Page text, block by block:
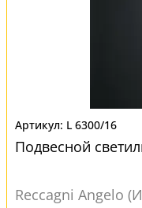
L 6300/16
Подвесной
Reccagni Angelo